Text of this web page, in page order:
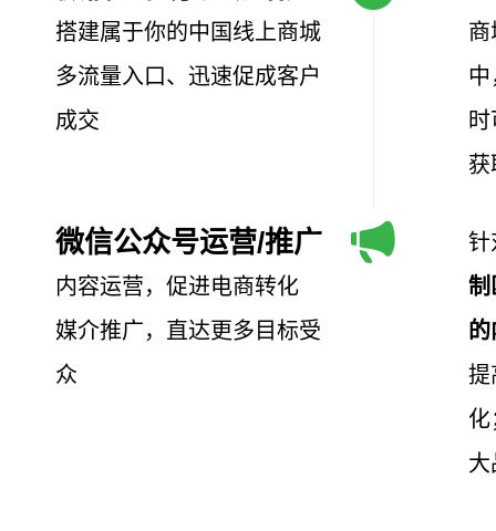
搭建属于你的中国线上商城
多流量入口、迅速促成客户
成交
商
获
微信公众号运营/推广
内容运营，促进电商转化
媒介推广，直达更多目标受
众
针
制
提
化
大